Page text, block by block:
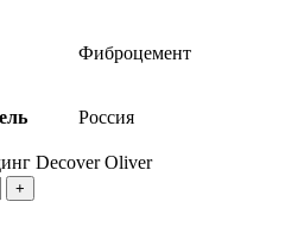
Фиброцемент
Россия
Decover Oliver